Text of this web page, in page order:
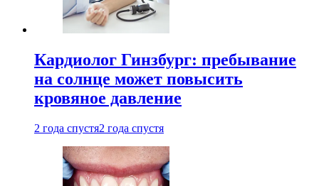
Кардиолог Гинзбург: пребывание
на солнце может повысить
кровяное давление
2 года спустя2 года спустя